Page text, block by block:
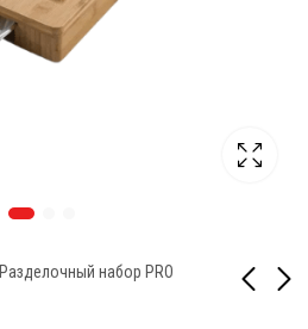
Разделочный набор PRO